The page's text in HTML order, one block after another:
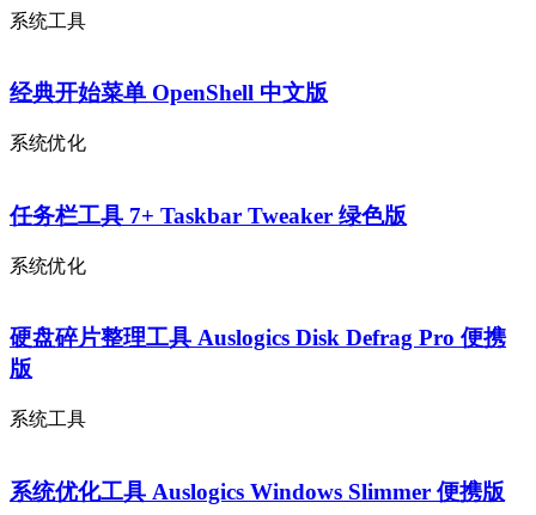
系统工具
经典开始菜单 OpenShell 中文版
系统优化
任务栏工具 7+ Taskbar Tweaker 绿色版
系统优化
硬盘碎片整理工具 Auslogics Disk Defrag Pro 便携
版
系统工具
系统优化工具 Auslogics Windows Slimmer 便携版